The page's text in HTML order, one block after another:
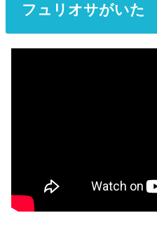
フュリオサがいた